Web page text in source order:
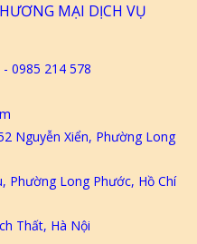
MẠI DỊCH VỤ
0985 214 578
Nguyễn Xiển, Phường Long
Phường Long Phước, Hồ Chí
Thất, Hà Nội